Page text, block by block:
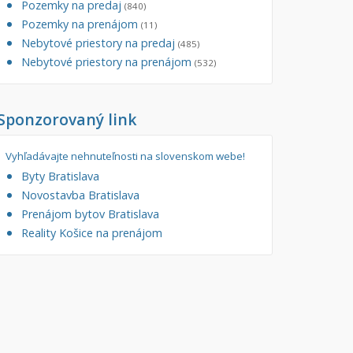
Administratívne, obchodné
garážové státie
Filtre
Súkromná inzercia
Ponuka RK
Novostavba
Pozemky na predaj (840)
Pozemky na prenájom (11)
Nebytové priestory na predaj (485)
Nebytové priestory na prenájom (532)
link
Vyhľadávajte nehnuteľnosti na slovenskom webe!
Byty Bratislava
Novostavba Bratislava
Prenájom bytov Bratislava
Reality Košice na prenájom